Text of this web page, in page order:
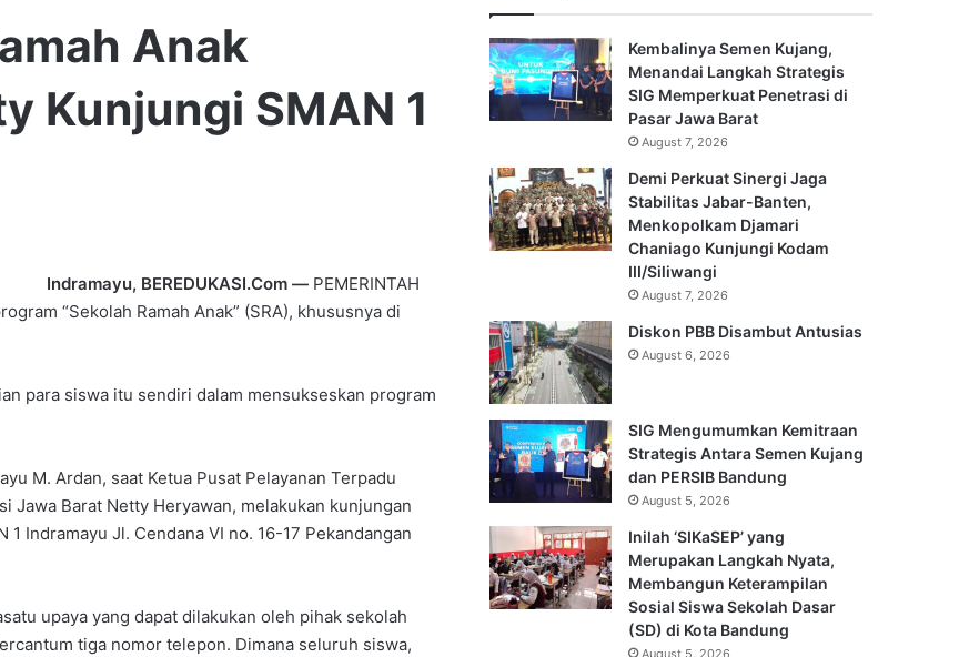
Anak
Kunjungi SMAN 1
Indramayu, BEREDUKASI.Com — PEMERINTAH
“Sekolah Ramah Anak” (SRA), khususnya di
para siswa itu sendiri dalam mensukseskan program
M. Ardan, saat Ketua Pusat Pelayanan Terpadu
Jawa Barat Netty Heryawan, melakukan kunjungan
1 Indramayu Jl. Cendana VI no. 16-17 Pekandangan
upaya yang dapat dilakukan oleh pihak sekolah
tiga nomor telepon. Dimana seluruh siswa,
Kembalinya Semen Kujang,
Menandai Langkah Strategis
SIG Memperkuat Penetrasi di
Pasar Jawa Barat
August 7, 2026
Demi Perkuat Sinergi Jaga
Stabilitas Jabar-Banten,
Menkopolkam Djamari
Chaniago Kunjungi Kodam
III/Siliwangi
August 7, 2026
Diskon PBB Disambut Antusias
August 6, 2026
SIG Mengumumkan Kemitraan
Strategis Antara Semen Kujang
dan PERSIB Bandung
August 5, 2026
Inilah ‘SIKaSEP’ yang
Merupakan Langkah Nyata,
Membangun Keterampilan
Sosial Siswa Sekolah Dasar
(SD) di Kota Bandung
August 5, 2026